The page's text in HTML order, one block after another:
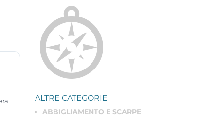
ALTRE CATEGORIE
ABBIGLIAMENTO E SCARPE